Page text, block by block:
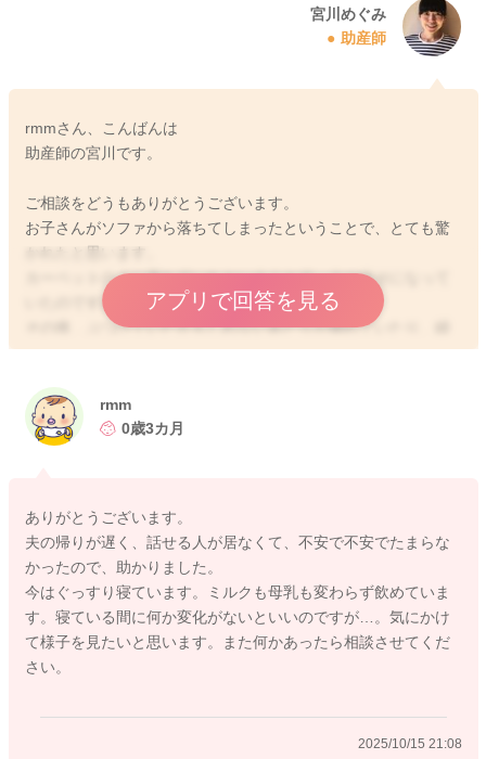
宮川めぐみ
助産師
rmmさん、こんばんは
助産師の宮川です。
ご相談をどうもありがとうございます。
お子さんがソファから落ちてしまったということで、とても驚
かれたと思います。
カーペットの上に落ちていたということで、うつ伏せになって
いたのですね。
その後、ぶつけていたかもしれないあたりが腫れていたり、繰
り返し3回以上吐き戻しを繰り返す、飲みが悪い、ぐったりす
受傷後4~6時間ほど経過をして、特に気になる様子が見られない
場合には、医学的に心配のないことが多いようです。
き、今回のことをお伝えいただけたらと思います。
どうぞよろしくお願いします。
アプリで回答を見る
2025/10/15 21:05
rmm
0歳3カ月
ありがとうございます。
夫の帰りが遅く、話せる人が居なくて、不安で不安でたまらな
かったので、助かりました。
今はぐっすり寝ています。ミルクも母乳も変わらず飲めていま
す。寝ている間に何か変化がないといいのですが…。気にかけ
て様子を見たいと思います。また何かあったら相談させてくだ
さい。
2025/10/15 21:08